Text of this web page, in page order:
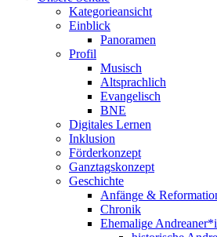
Kategorieansicht
Einblick
Panoramen
Profil
Musisch
Altsprachlich
Evangelisch
BNE
Digitales Lernen
Inklusion
Förderkonzept
Ganztagskonzept
Geschichte
Anfänge &
Chronik
Ehemalige